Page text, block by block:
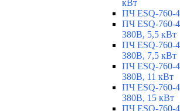
кВт
ПЧ ESQ-760-
ПЧ ESQ-760-
380В, 5,5 кВт
ПЧ ESQ-760-
380В, 7,5 кВт
ПЧ ESQ-760-
380В, 11 кВт
ПЧ ESQ-760-
380В, 15 кВт
ПЧ ESQ-760-